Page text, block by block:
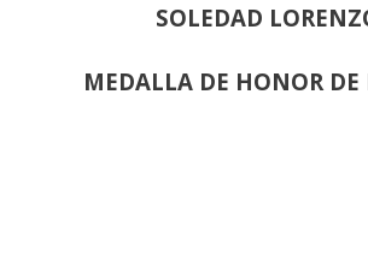
SOLEDAD
MEDALLA DE HONOR DE